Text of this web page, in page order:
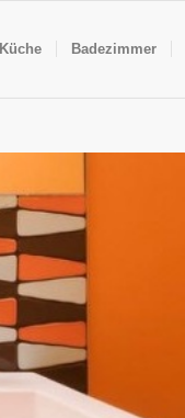
Küche Badezimmer